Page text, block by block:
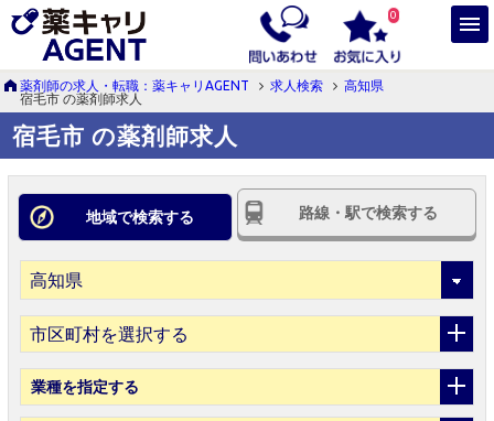
0
薬剤師の求人・転職：薬キャリAGENT 求人検索
高知県
宿毛市 の薬剤師求人
宿毛市 の薬剤師求人
地域で検索する 路線・駅で検索する
市区町村を選択する
業種を指定する